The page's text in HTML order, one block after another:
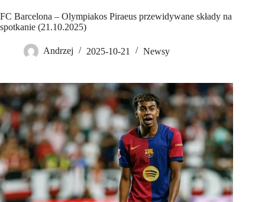
FC Barcelona – Olympiakos Piraeus przewidywane składy na
spotkanie (21.10.2025)
Andrzej 2025-10-21 Newsy